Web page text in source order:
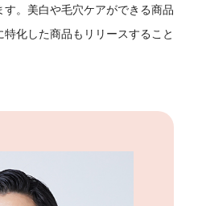
。美白や毛穴ケアができる商品
化した商品もリリースすること